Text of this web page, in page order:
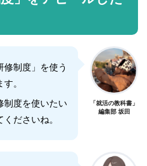
修制度」を使う
。
制度を使いたい
ださいね。
「就活の教科書」
編集部 坂田